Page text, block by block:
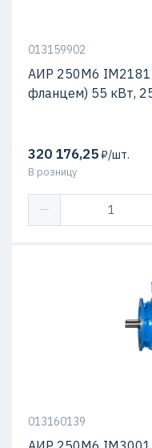
013159902
АИР 250М6 IM2181
фланцем) 55 кВт,
320 176,25₽/шт.
В розницу
013160139